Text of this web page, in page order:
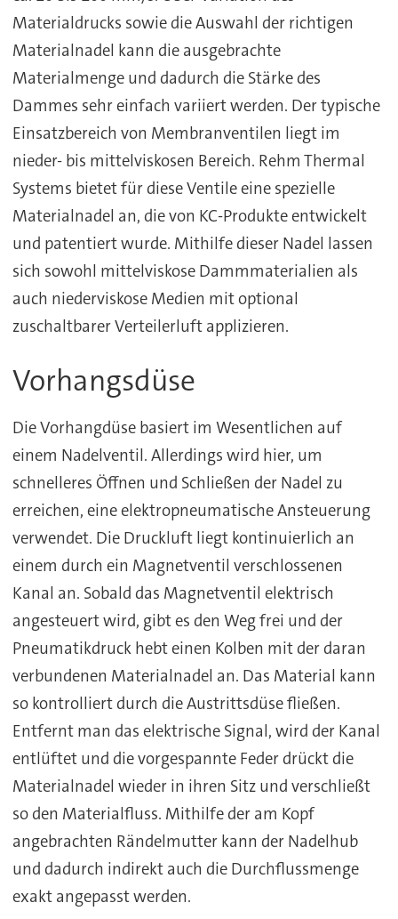
Materialdrucks sowie die Auswahl der richtigen
Materialnadel kann die ausgebrachte
Materialmenge und dadurch die Stärke des
Dammes sehr einfach variiert werden. Der typische
Einsatzbereich von Membranventilen liegt im
nieder- bis mittelviskosen Bereich. Rehm Thermal
Systems bietet für diese Ventile eine spezielle
Materialnadel an, die von KC-Produkte entwickelt
und patentiert wurde. Mithilfe dieser Nadel lassen
sich sowohl mittelviskose Dammmaterialien als
auch niederviskose Medien mit optional
zuschaltbarer Verteilerluft applizieren.
Vorhangsdüse
Die Vorhangdüse basiert im Wesentlichen auf
einem Nadelventil. Allerdings wird hier, um
schnelleres Öffnen und Schließen der Nadel zu
erreichen, eine elektropneumatische Ansteuerung
verwendet. Die Druckluft liegt kontinuierlich an
einem durch ein Magnetventil verschlossenen
Kanal an. Sobald das Magnetventil elektrisch
angesteuert wird, gibt es den Weg frei und der
Pneumatikdruck hebt einen Kolben mit der daran
verbundenen Materialnadel an. Das Material kann
so kontrolliert durch die Austrittsdüse fließen.
Entfernt man das elektrische Signal, wird der Kanal
entlüftet und die vorgespannte Feder drückt die
Materialnadel wieder in ihren Sitz und verschließt
so den Materialfluss. Mithilfe der am Kopf
angebrachten Rändelmutter kann der Nadelhub
und dadurch indirekt auch die Durchflussmenge
exakt angepasst werden.